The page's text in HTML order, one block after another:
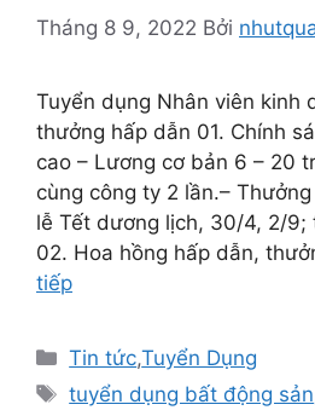
Tháng 8 9, 2022 Bởi
Tuyển dụng Nhân viên kinh
thưởng hấp dẫn 01. Chính
cao – Lương cơ bản 6 – 20
cùng công ty 2 lần.–
lễ Tết dương lịch, 30/4, 2/
02. Hoa hồng hấp dẫn,
tiếp
Danh
mục
Tin tức,Tuyển Dụng
Thẻ
tuyển dụng bất động sản